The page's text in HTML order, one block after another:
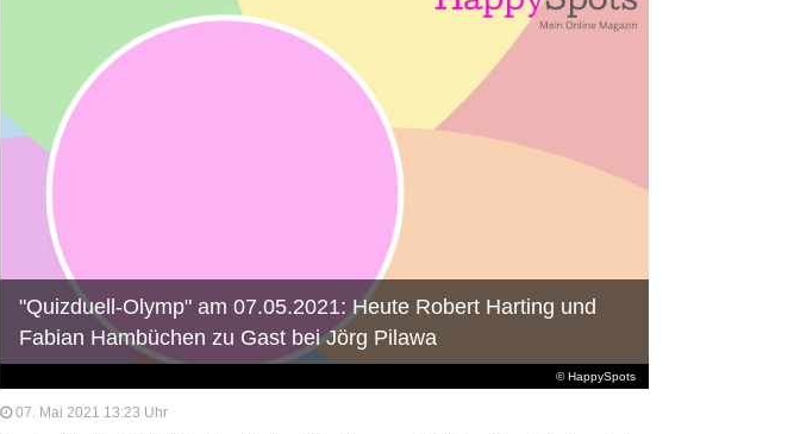
© HappySpots
"Quizduell-Olymp" am 07.05.2021: Heute Robert Harting und
Fabian Hambüchen zu Gast bei Jörg Pilawa
07. Mai 2021 13:23 Uhr